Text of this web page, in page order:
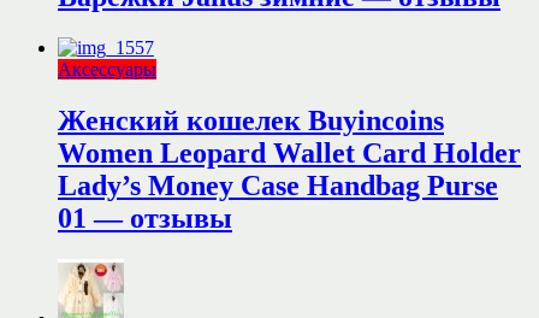
Аксессуары
Женский кошелек Buyincoins
Women Leopard Wallet Card Holder
Lady’s Money Case Handbag Purse
01 — отзывы